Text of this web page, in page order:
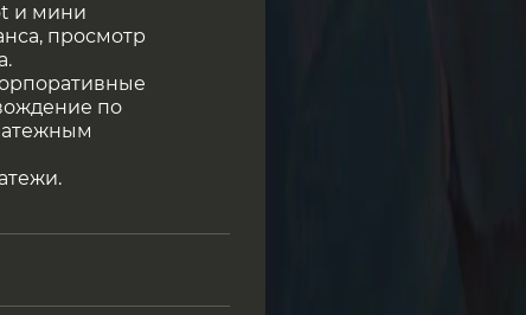
и мини
просмотр
по